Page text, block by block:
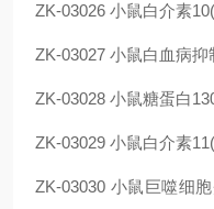
ZK-03026 小鼠白介素
ZK-03027 小鼠白血病抑
ZK-03028 小鼠糖蛋白
ZK-03029 小鼠白介素
ZK-03030 小鼠巨噬细